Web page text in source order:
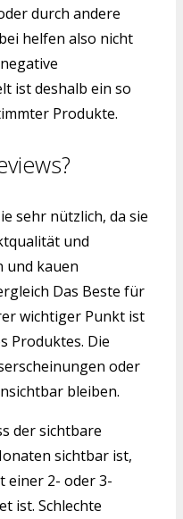
durch andere
helfen also nicht
ist deshalb ein so
Produkte.
sehr nützlich, da sie
und
und kauen
Das Beste für
wichtiger Punkt ist
Produktes. Die
oder
bleiben.
der sichtbare
sichtbar ist,
einer 2- oder 3-
ist. Schlechte